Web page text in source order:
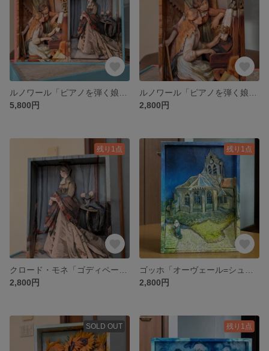
5,800円
2,800円
残り1点
2,800円
残り1点
2,800円
SOLD OUT 残り1点